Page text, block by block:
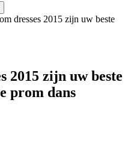
dresses 2015 zijn uw beste
2015 zijn uw beste
prom dans